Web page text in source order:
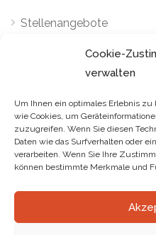
Cookie-
verwalten
Um Ihnen ein optimales Erlebnis
wie Cookies, um
zuzugreifen. Wenn Sie diesen
Daten wie das Surfverhalten oder
verarbeiten. Wenn Sie Ihre
können bestimmte Merkmale und
Stellenangebote
Cookies-Politik
Telefon:+34 922 798 489
Email:
© Gourmetland. Todos